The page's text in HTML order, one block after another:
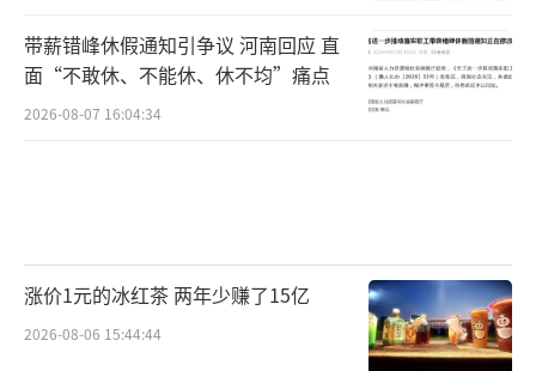
带薪错峰休假通知引争议 河南回应 直
面“不敢休、不能休、休不均”痛点
2026-08-07 16:04:34
涨价1元的冰红茶 两年少赚了15亿
2026-08-06 15:44:44